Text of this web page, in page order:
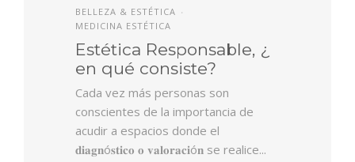
BELLEZA & ESTÉTICA •
MEDICINA ESTÉTICA
Estética Responsable, ¿
en qué consiste?
Cada vez más personas son
conscientes de la importancia de
acudir a espacios donde el
𝐝𝐢𝐚𝐠𝐧ó𝐬𝐭𝐢𝐜𝐨 𝐨 𝐯𝐚𝐥𝐨𝐫𝐚𝐜𝐢ó𝐧 se realice...